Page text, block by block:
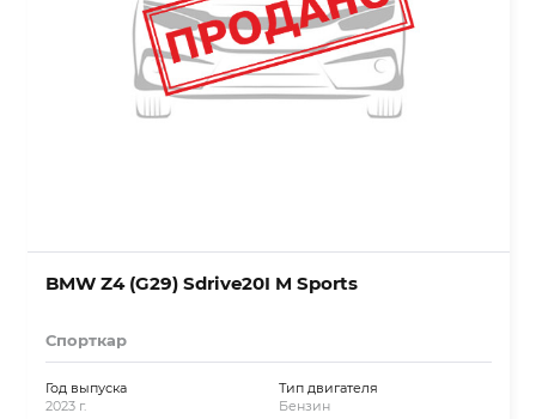
BMW Z4 (G29) Sdrive20I M Sports
Спорткар
Год выпуска
2023 г.
Тип двигателя
Бензин